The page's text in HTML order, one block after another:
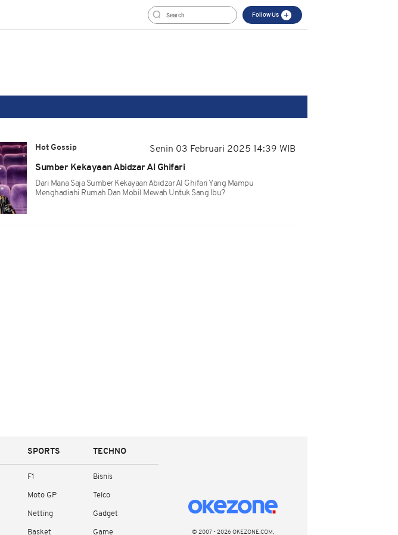
Follow Us
Hot Gossip
Senin 03 Februari 2025 14:39 WIB
Sumber Kekayaan Abidzar Al Ghifari
Dari Mana Saja Sumber Kekayaan Abidzar Al Ghifari Yang Mampu
Menghadiahi Rumah Dan Mobil Mewah Untuk Sang Ibu?
SPORTS
F1
Moto GP
Netting
Basket
TECHNO
Bisnis
Telco
Gadget
Game © 2007 - 2026 OKEZONE.COM,